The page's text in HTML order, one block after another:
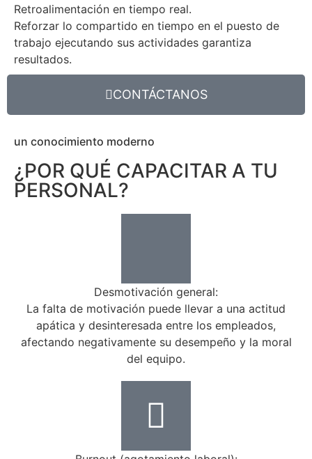
Retroalimentación en tiempo real.
Reforzar lo compartido en tiempo en el puesto de
trabajo ejecutando sus actividades garantiza
resultados.
CONTÁCTANOS
un conocimiento moderno
¿POR QUÉ CAPACITAR A TU
PERSONAL?
Desmotivación general:
La falta de motivación puede llevar a una actitud
apática y desinteresada entre los empleados,
afectando negativamente su desempeño y la moral
del equipo.